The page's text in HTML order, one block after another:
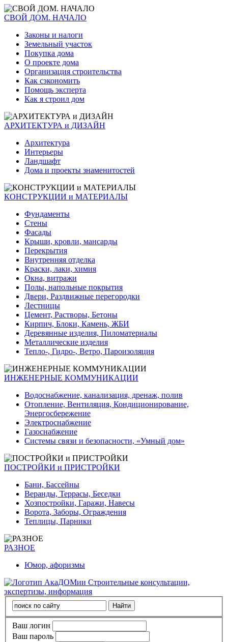
СВОЙ ДОМ. НАЧАЛО
Законы и налоги
Земельный участок
Покупка дома
О проекте дома
Организация строительства
Как сэкономить
Помощь эксперта
Как я строил дом
АРХИТЕКТУРА и ДИЗАЙН
Архитектура
Интерьеры
Ландшафт
Дома и проекты знаменитостей
КОНСТРУКЦИИ и МАТЕРИАЛЫ
Фундаменты
Стены
Фасады
Крыши, кровли, мансарды
Перекрытия
Внутренняя отделка
Краски, лаки, химия
Окна, витражи
Полы, напольные покрытия
Двери, Раздвижные перегородки
Лестницы
Цемент, Растворы, Бетоны
Кирпич, Блоки, Камень, ЖБИ
Деревянные изделия, Пиломатериалы
Металлические изделия
Тепло-, Гидро-, Ветро, Пароизоляция
ИНЖЕНЕРНЫЕ КОММУНИКАЦИИ
Водоснабжение, канализация, дренаж, полив
Отопление, Вентиляция, Кондиционирование,
Энергосбережение
Электроснабжение
Газоснабжение
Системы связи и безопасности, «Умный дом»
ПОСТРОЙКИ и ПРИСТРОЙКИ
Бани, Бассейны
Веранды, Террасы, Беседки
Хозпостройки, Гаражи, Навесы
Ворота, Заборы, Ограждения
Теплицы, Парники
РАЗНОЕ
Юмор, афоризмы
Строительные консультации,
экспертизы, информация
Ваш логин
Ваш пароль